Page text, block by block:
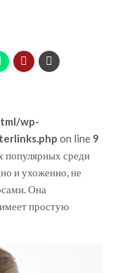
wp-
on line 9
популярных среди
и ухоженно, не
Она
простую